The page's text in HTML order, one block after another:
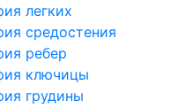
легких
средостения
ребер
ключицы
грудины